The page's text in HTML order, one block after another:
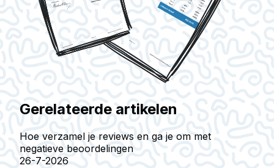
Gerelateerde artikelen
Hoe verzamel je reviews en ga je om met
negatieve beoordelingen
26-7-2026